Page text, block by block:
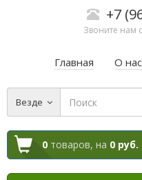
+7
Звоните нам
Главная О нас
Везде
0 товаров, на 0 руб.